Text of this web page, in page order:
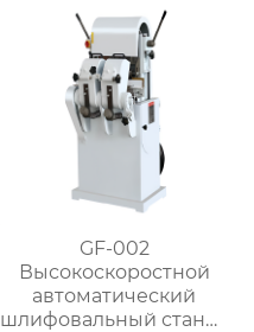
GF-002
Высокоскоростной
автоматический
шлифовальный станок